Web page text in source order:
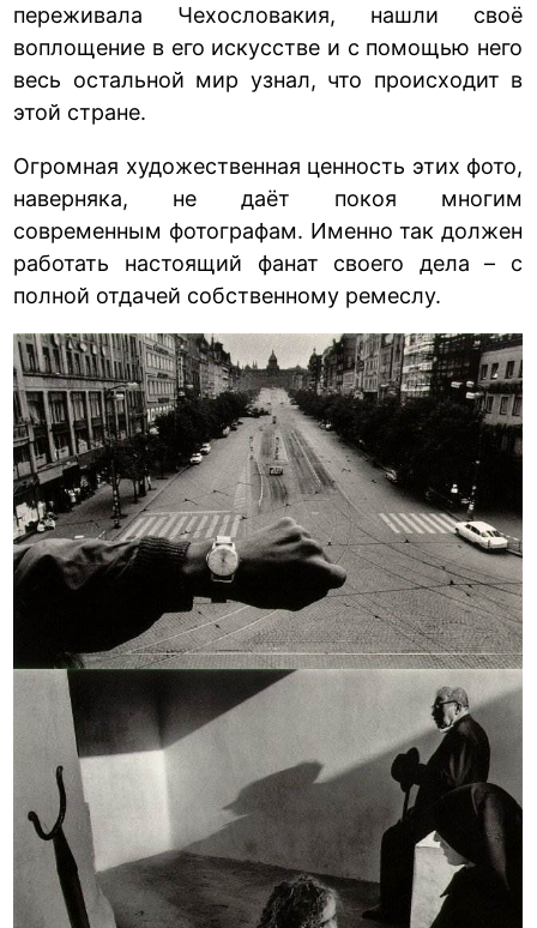
переживала Чехословакия, нашли своё
воплощение в его искусстве и с помощью него
весь остальной мир узнал, что происходит в
этой стране.
Огромная художественная ценность этих фото,
наверняка, не даёт покоя многим
современным фотографам. Именно так должен
работать настоящий фанат своего дела – с
полной отдачей собственному ремеслу.